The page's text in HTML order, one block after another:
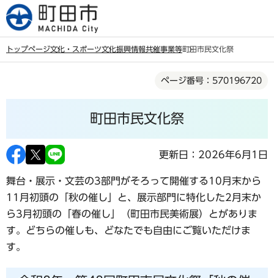
こ
の
す
トップページ文化・スポーツ文化振興情報共催事業等町田市民文化祭
ら
ページ番号：570196720
町田市民文化祭
更新日：2026年6月1日
舞台・展示・文芸の3部門がそろって開催する10月末から
11月初頭の「秋の催し」と、展示部門に特化した2月末か
ら3月初頭の「春の催し」（町田市民美術展）とがありま
す。どちらの催しも、どなたでも自由にご覧いただけま
す。